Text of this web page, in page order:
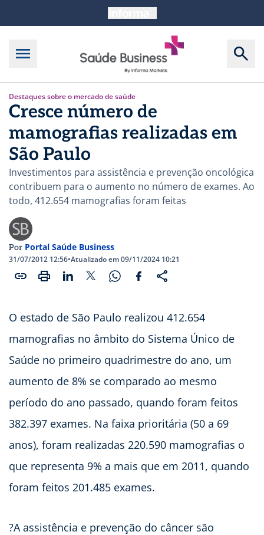
Destaques sobre o mercado de saúde
Cresce número de
mamografias realizadas em
São Paulo
Investimentos para assistência e prevenção oncológica
contribuem para o aumento no número de exames. Ao
todo, 412.654 mamografias foram feitas
Por Portal Saúde Business
31/07/2012 12:56•Atualizado em 09/11/2024 10:21
O estado de São Paulo realizou 412.654
mamografias no âmbito do Sistema Único de
Saúde no primeiro quadrimestre do ano, um
aumento de 8% se comparado ao mesmo
período do ano passado, quando foram feitos
382.397 exames. Na faixa prioritária (50 a 69
anos), foram realizadas 220.590 mamografias o
que representa 9% a mais que em 2011, quando
foram feitos 201.485 exames.
?A assistência e prevenção do câncer são